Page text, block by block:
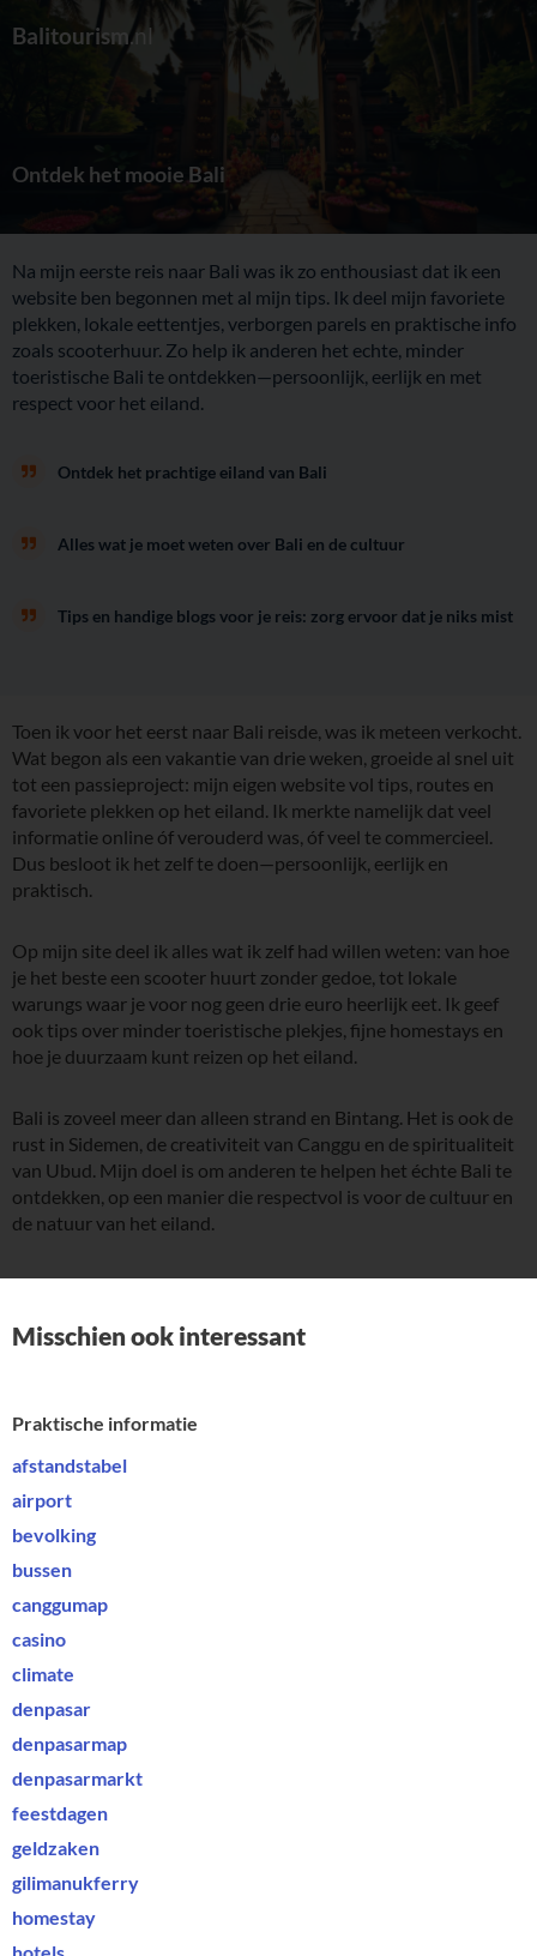
Balitourism.nl
Ontdek het mooie Bali
Na mijn eerste reis naar Bali was ik zo enthousiast dat ik een
website ben begonnen met al mijn tips. Ik deel mijn favoriete
plekken, lokale eettentjes, verborgen parels en praktische info
zoals scooterhuur. Zo help ik anderen het echte, minder
toeristische Bali te ontdekken—persoonlijk, eerlijk en met
respect voor het eiland.
Ontdek het prachtige eiland van Bali
Alles wat je moet weten over Bali en de cultuur
Tips en handige blogs voor je reis: zorg ervoor dat je niks mist
Toen ik voor het eerst naar Bali reisde, was ik meteen verkocht.
Wat begon als een vakantie van drie weken, groeide al snel uit
tot een passieproject: mijn eigen website vol tips, routes en
favoriete plekken op het eiland. Ik merkte namelijk dat veel
informatie online óf verouderd was, óf veel te commercieel.
Dus besloot ik het zelf te doen—persoonlijk, eerlijk en
praktisch.
Op mijn site deel ik alles wat ik zelf had willen weten: van hoe
je het beste een scooter huurt zonder gedoe, tot lokale
warungs waar je voor nog geen drie euro heerlijk eet. Ik geef
ook tips over minder toeristische plekjes, fijne homestays en
hoe je duurzaam kunt reizen op het eiland.
Bali is zoveel meer dan alleen strand en Bintang. Het is ook de
rust in Sidemen, de creativiteit van Canggu en de spiritualiteit
van Ubud. Mijn doel is om anderen te helpen het échte Bali te
ontdekken, op een manier die respectvol is voor de cultuur en
de natuur van het eiland.
Misschien ook interessant
Praktische informatie
afstandstabel
airport
bevolking
bussen
canggumap
casino
climate
denpasar
denpasarmap
denpasarmarkt
feestdagen
geldzaken
gilimanukferry
homestay